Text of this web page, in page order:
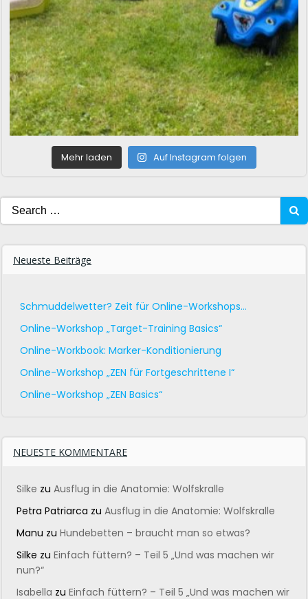
Mehr laden Auf Instagram folgen
Search
for:
Neueste Beiträge
Schmuddelwetter? Zeit für Online-Workshops…
Online-Workshop „Target-Training Basics“
Online-Workbook: Marker-Konditionierung
Online-Workshop „ZEN für Fortgeschrittene I“
Online-Workshop „ZEN Basics“
NEUESTE KOMMENTARE
Silke zu Ausflug in die Anatomie: Wolfskralle
Petra Patriarca zu Ausflug in die Anatomie: Wolfskralle
Manu zu Hundebetten – braucht man so etwas?
Silke zu Einfach füttern? – Teil 5 „Und was machen wir
nun?“
Isabella zu Einfach füttern? – Teil 5 „Und was machen wir